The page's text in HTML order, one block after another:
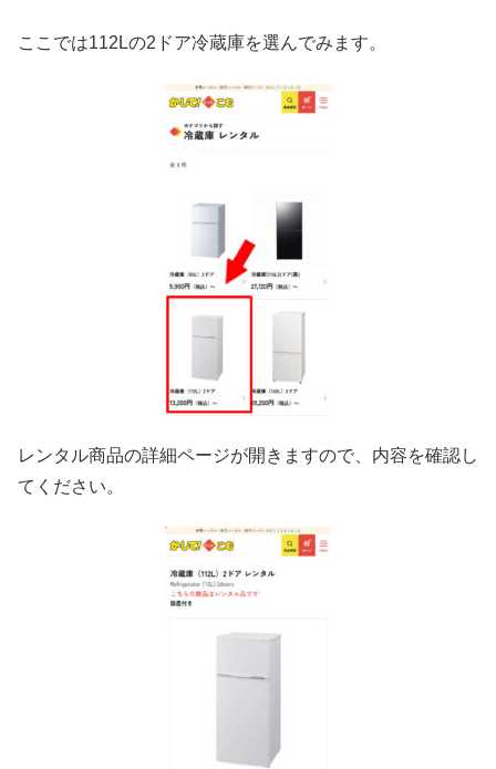
ここでは112Lの2ドア冷蔵庫を選んでみます。
レンタル商品の詳細ページが開きますので、内容を確認し
てください。